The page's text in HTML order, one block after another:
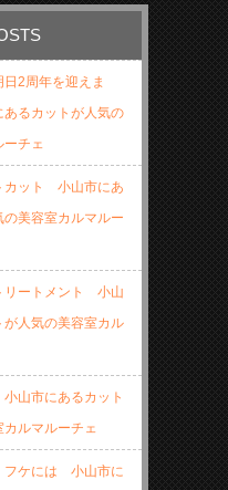
2周年を迎えま
るカットが人気の
チェ
カット 小山市にあ
の美容室カルマルー
リートメント 小山
が人気の美容室カル
山市にあるカット
ルマルーチェ
フケには 小山市に